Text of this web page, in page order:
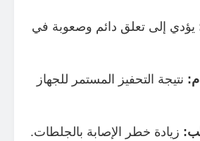
يؤدي إلى تعلق دائم وصعوبة في
نتيجة التحفيز المستمر للجهاز
زيادة خطر الإصابة بالجلطات.